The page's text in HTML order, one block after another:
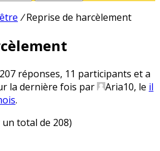
/ Reprise de harcèlement
réponses, 11 participants et a
la dernière fois par
Aria10, le il
.
total de 208)